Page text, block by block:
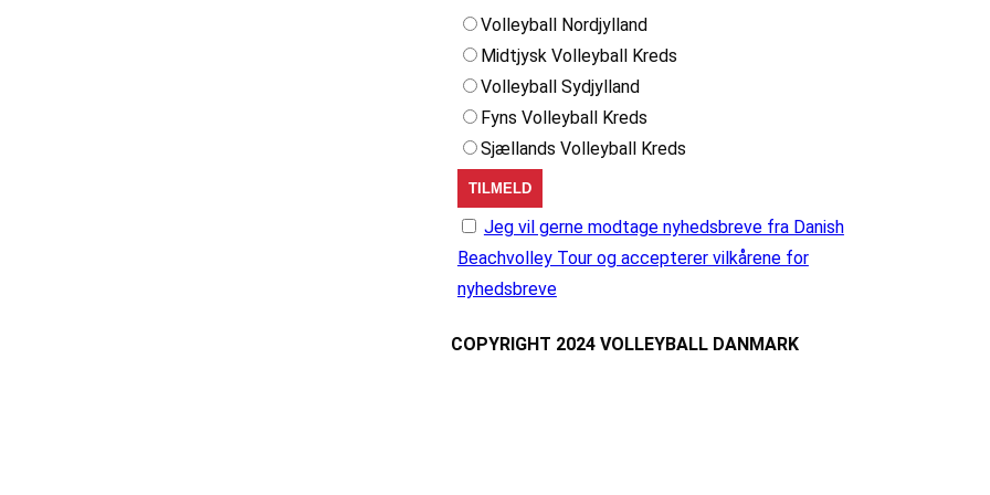
Volleyball Nordjylland
Midtjysk Volleyball Kreds
Volleyball Sydjylland
Fyns Volleyball Kreds
Sjællands Volleyball Kreds
Jeg vil gerne modtage nyhedsbreve fra Danish
Beachvolley Tour og accepterer vilkårene for
nyhedsbreve
COPYRIGHT 2024 VOLLEYBALL DANMARK